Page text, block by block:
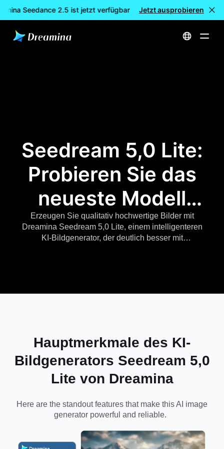
Seedance 2.5 ist jetzt verfügbar 🎉 Neues Modell
Jetzt ausprobieren
Startseite
Seedream 5,0 Lite:
Probieren Sie das
neueste Modell
zur KI-
Bilderzeugung aus
Erzeugen Sie qualitativ hochwertige Bilder mit
Dreamina Seedream 5,0 Lite, einem intelligenteren
KI-Bildgenerator, der deutlich besser mit
Hauptmerkmale des KI-
Bildgenerators Seedream 5,0
Lite von Dreamina
Here are the standout features that make thisAI image
generatorpowerful and reliable.